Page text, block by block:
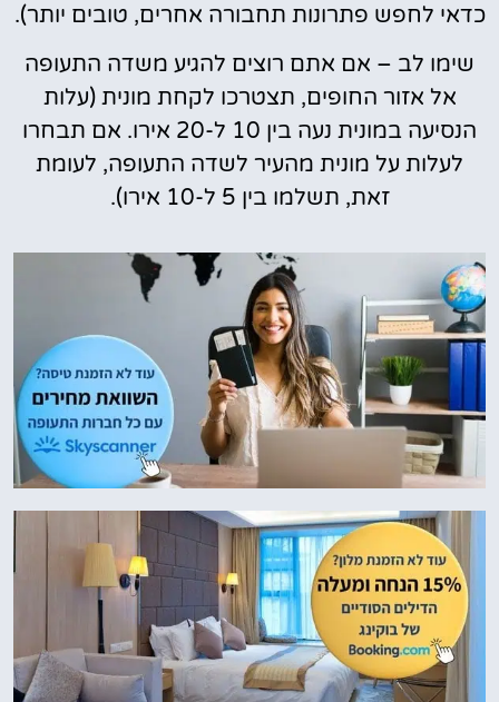
כדאי לחפש פתרונות תחבורה אחרים, טובים יותר).
שימו לב – אם אתם רוצים להגיע משדה התעופה
אל אזור החופים, תצטרכו לקחת מונית (עלות
הנסיעה במונית נעה בין 10 ל-20 אירו. אם תבחרו
לעלות על מונית מהעיר לשדה התעופה, לעומת
זאת, תשלמו בין 5 ל-10 אירו).